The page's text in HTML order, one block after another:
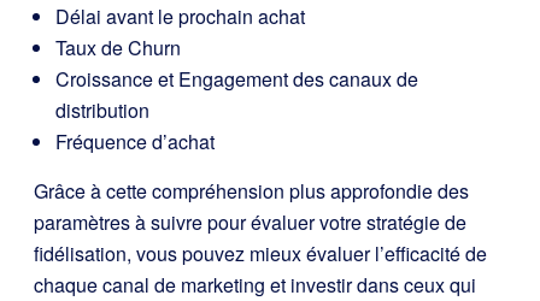
Délai avant le prochain achat
Taux de Churn
Croissance et Engagement des canaux de
distribution
Fréquence d’achat
Grâce à cette compréhension plus approfondie des
paramètres à suivre pour évaluer votre stratégie de
fidélisation, vous pouvez mieux évaluer l’efficacité de
chaque canal de marketing et investir dans ceux qui